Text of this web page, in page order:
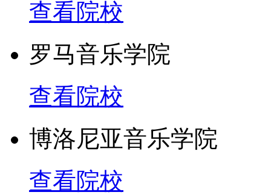
查看院校
罗马音乐学院
查看院校
博洛尼亚音乐学院
查看院校